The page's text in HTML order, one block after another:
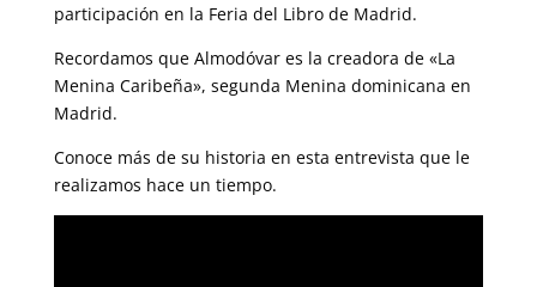
participación en la Feria del Libro de Madrid.
Recordamos que Almodóvar es la creadora de «La
Menina Caribeña», segunda Menina dominicana en
Madrid.
Conoce más de su historia en esta entrevista que le
realizamos hace un tiempo.